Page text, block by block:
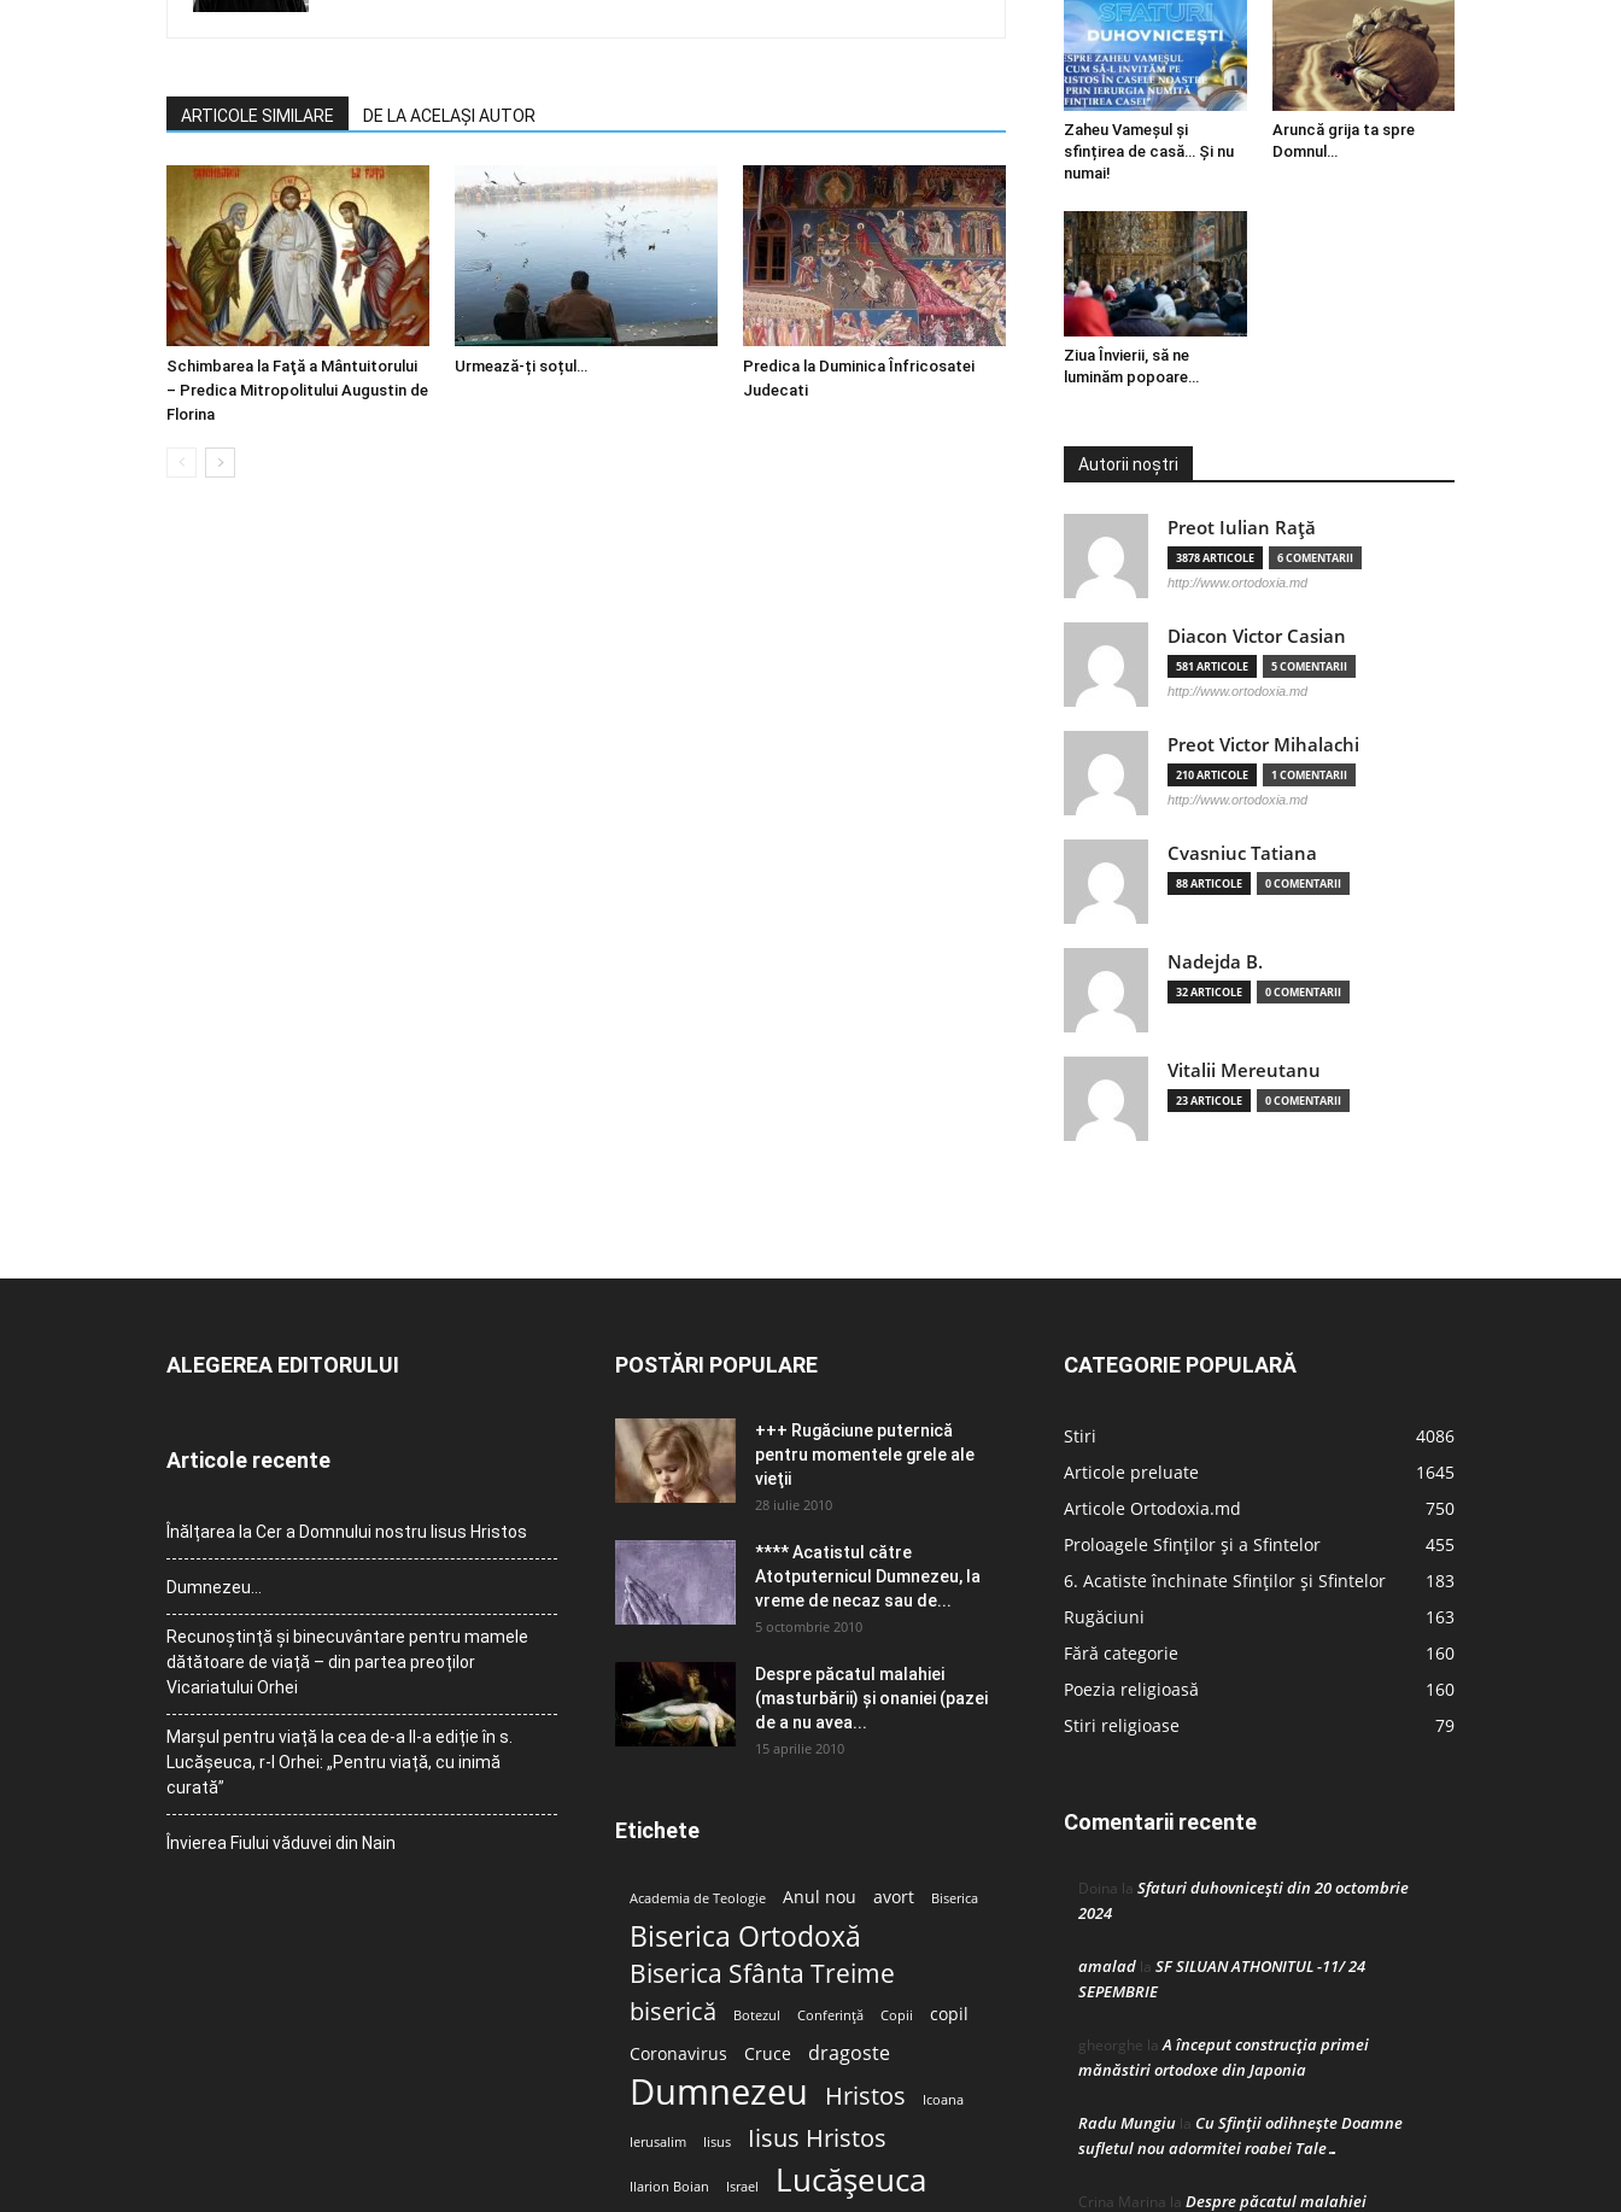
ARTICOLE SIMILARE DE LA ACELAȘI AUTOR
Schimbarea la Faţă a Mântuitorului
– Predica Mitropolitului Augustin de
Florina
Urmează-ți soțul…
Predica la Duminica Înfricosatei
Judecati
Zaheu Vameșul și
sfințirea de casă… Și nu
numai!
Aruncă grija ta spre
Domnul…
Ziua Învierii, să ne
luminăm popoare…
Autorii noștri
Preot Iulian Raţă
3878 ARTICOLE 6 COMENTARII
http://www.ortodoxia.md
Diacon Victor Casian
581 ARTICOLE 5 COMENTARII
http://www.ortodoxia.md
Preot Victor Mihalachi
210 ARTICOLE 1 COMENTARII
http://www.ortodoxia.md
Cvasniuc Tatiana
88 ARTICOLE 0 COMENTARII
Nadejda B.
32 ARTICOLE 0 COMENTARII
Vitalii Mereutanu
23 ARTICOLE 0 COMENTARII
ALEGEREA EDITORULUI
Articole recente
Înălțarea la Cer a Domnului nostru Iisus Hristos
Dumnezeu…
Recunoștință și binecuvântare pentru mamele
dătătoare de viață – din partea preoților
Vicariatului Orhei
Marșul pentru viață la cea de-a II-a ediție în s.
Lucășeuca, r-l Orhei: „Pentru viață, cu inimă
curată”
Învierea Fiului văduvei din Nain
POSTĂRI POPULARE
+++ Rugăciune puternică
pentru momentele grele ale
vieţii
28 iulie 2010
**** Acatistul către
Atotputernicul Dumnezeu, la
vreme de necaz sau de...
5 octombrie 2010
Despre păcatul malahiei
(masturbării) şi onaniei (pazei
de a nu avea...
15 aprilie 2010
Etichete
Academia de Teologie Anul nou avort Biserica
Biserica Ortodoxă
Biserica Sfânta Treime
biserică Botezul Conferință Copii
copil
Coronavirus
Cruce dragoste
Dumnezeu Hristos Icoana
Ierusalim Iisus Iisus Hristos
Ilarion Boian Israel Lucășeuca
CATEGORIE POPULARĂ
Stiri
4086
Articole preluate
1645
Articole Ortodoxia.md
750
Proloagele Sfinților și a Sfintelor
455
6. Acatiste închinate Sfinților și Sfintelor
183
Rugăciuni
163
Fără categorie
160
Poezia religioasă
160
Stiri religioase
79
Comentarii recente
Doina la Sfaturi duhovnicești din 20 octombrie
2024
amalad la SF SILUAN ATHONITUL -11/ 24
SEPEMBRIE
gheorghe laA început construcţia primei
mănăstiri ortodoxe din Japonia
Radu Mungiu la Cu Sfinții odihnește Doamne
sufletul nou adormitei roabei Tale…
Crina Marina la Despre păcatul malahiei